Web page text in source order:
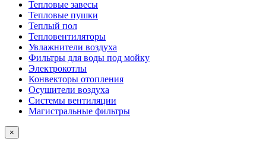
Тепловые завесы
Тепловые пушки
Теплый пол
Тепловентиляторы
Увлажнители воздуха
Фильтры для воды под мойку
Электрокотлы
Конвекторы отопления
Осушители воздуха
Системы вентиляции
Магистральные фильтры
×